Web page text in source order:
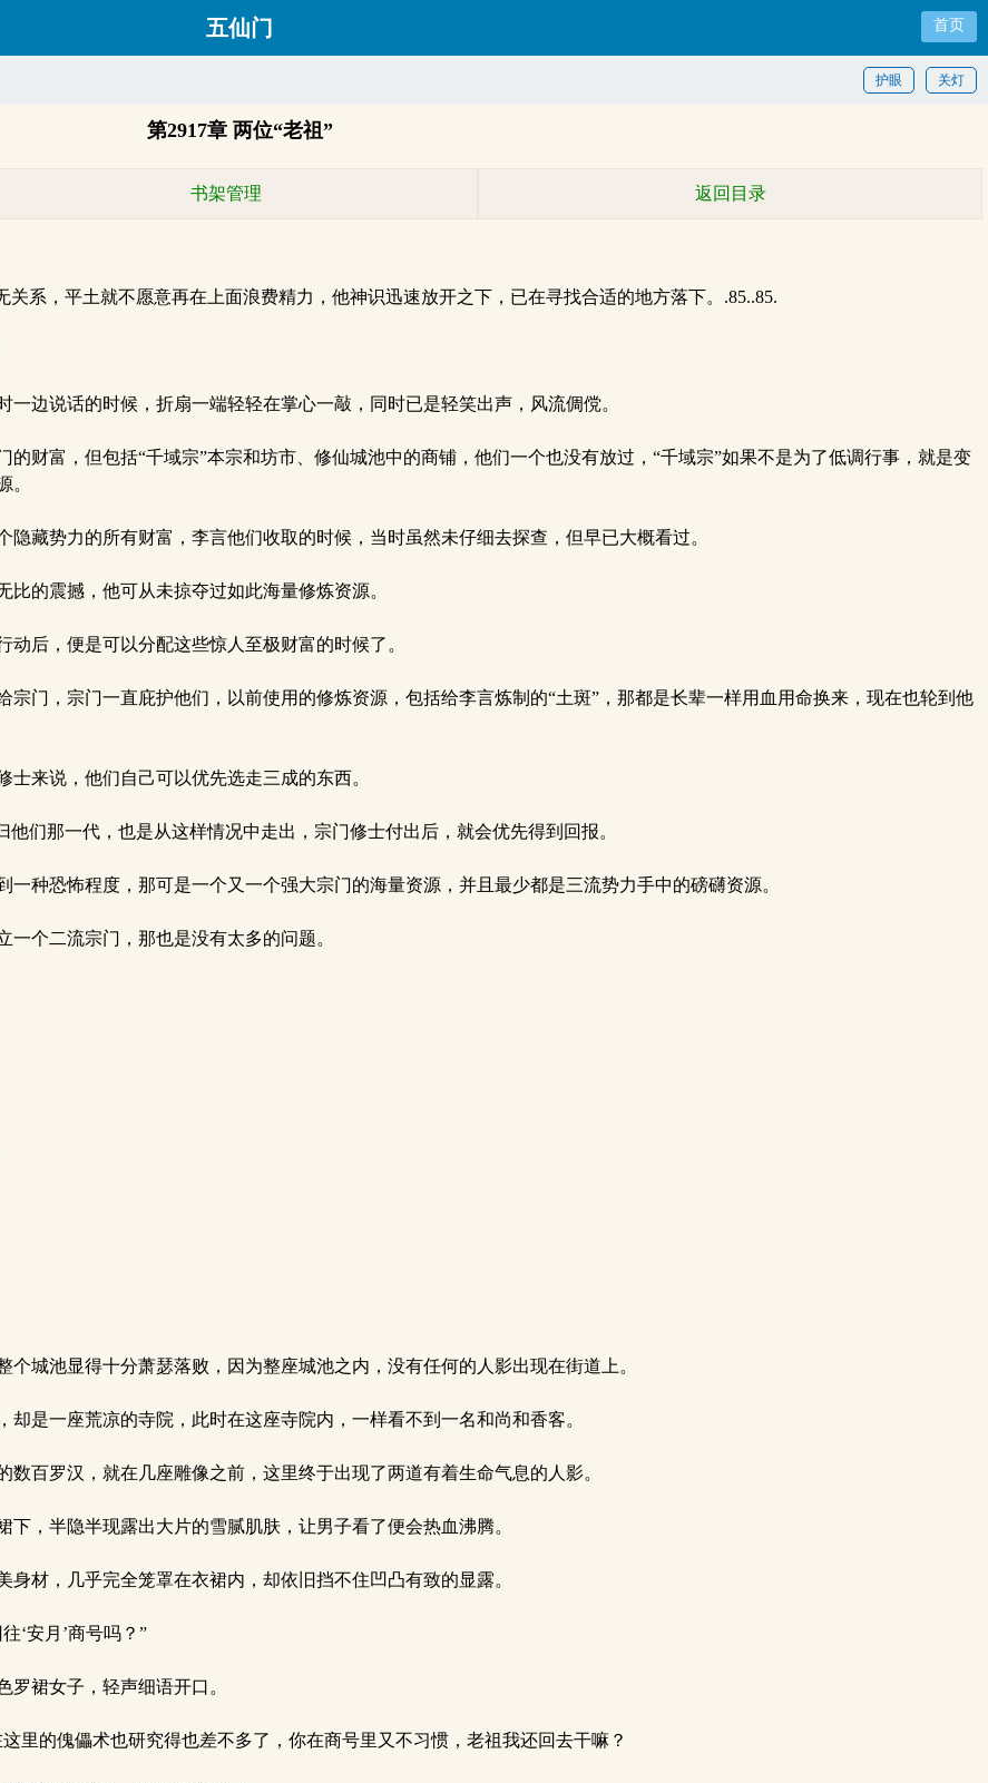
五仙门 首页
关灯
护眼
第2917章 两位“老祖”
书架管理 返回目录
系，平土就不愿意再在上面浪费精力，他神识迅速放开之下，已在寻找合适的地方落下。.85..85.
边说话的时候，折扇一端轻轻在掌心一敲，同时已是轻笑出声，风流倜傥。
财富，但包括“千域宗”本宗和坊市、修仙城池中的商铺，他们一个也没有放过，“千域宗”如果不是为了低调行事，就是变
。
藏势力的所有财富，李言他们收取的时候，当时虽然未仔细去探查，但早已大概看过。
的震撼，他可从未掠夺过如此海量修炼资源。
后，便是可以分配这些惊人至极财富的时候了。
门，宗门一直庇护他们，以前使用的修炼资源，包括给李言炼制的“土斑”，那都是长辈一样用血用命换来，现在也轮到他
来说，他们自己可以优先选走三成的东西。
们那一代，也是从这样情况中走出，宗门修士付出后，就会优先得到回报。
种恐怖程度，那可是一个又一个强大宗门的海量资源，并且最少都是三流势力手中的磅礴资源。
个二流宗门，那也是没有太多的问题。
城池显得十分萧瑟落败，因为整座城池之内，没有任何的人影出现在街道上。
是一座荒凉的寺院，此时在这座寺院内，一样看不到一名和尚和香客。
百罗汉，就在几座雕像之前，这里终于出现了两道有着生命气息的人影。
，半隐半现露出大片的雪腻肌肤，让男子看了便会热血沸腾。
材，几乎完全笼罩在衣裙内，却依旧挡不住凹凸有致的显露。
‘安月’商号吗？”
裙女子，轻声细语开口。
里的傀儡术也研究得也差不多了，你在商号里又不习惯，老祖我还回去干嘛？